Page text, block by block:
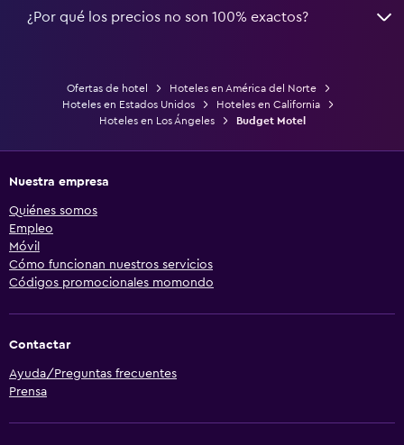
¿Por qué los precios no son 100% exactos?
Ofertas de hotel
Hoteles en América del Norte
Hoteles en Estados Unidos
Hoteles en California
Hoteles en Los Ángeles
Budget Motel
Nuestra empresa
Quiénes somos
Empleo
Móvil
Cómo funcionan nuestros servicios
Códigos promocionales momondo
Contactar
Ayuda/Preguntas frecuentes
Prensa